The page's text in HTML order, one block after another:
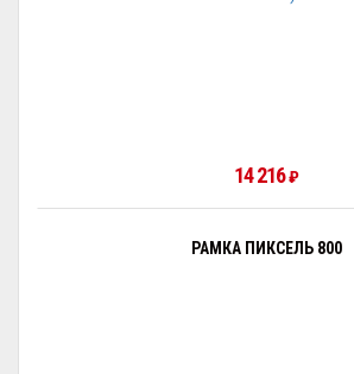
14 216₽
РАМКА ПИКСЕЛЬ 800